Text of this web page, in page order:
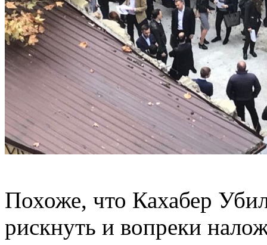
Похоже, что Кахабер
рискнуть и вопреки